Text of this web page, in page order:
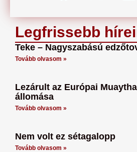
Legfrissebb
Teke – Nagyszabású
Tovább olvasom »
Lezárult az Európai
állomása
Tovább olvasom »
Nem volt ez sétagalopp
Tovább olvasom »